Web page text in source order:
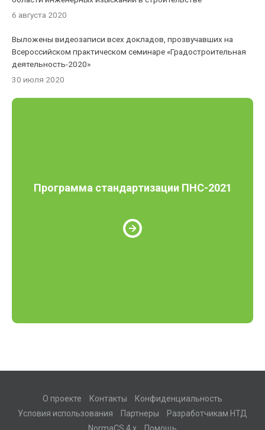
6 августа 2020
Выложены видеозаписи всех докладов, прозвучавших на
Всероссийском практическом семинаре «Градостроительная
деятельность-2020»
30 июля 2020
Программа стандартизации ПНС-2021
О проекте Контакты
Конфиденциальность
Условия использования
Партнеры
Разработчикам НТД